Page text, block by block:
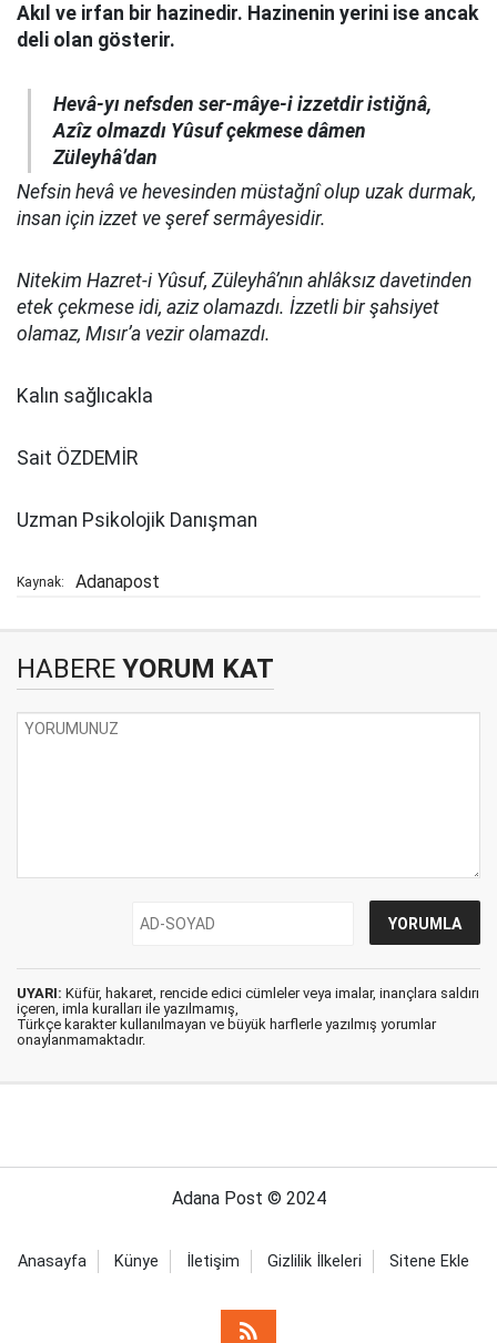
Akıl ve irfan bir hazinedir. Hazinenin yerini ise ancak
deli olan gösterir.
Hevâ-yı nefsden ser-mâye-i izzetdir istiğnâ,
Azîz olmazdı Yûsuf çekmese dâmen
Züleyhâ’dan
Nefsin hevâ ve hevesinden müstağnî olup uzak durmak,
insan için izzet ve şeref sermâyesidir.
Nitekim Hazret-i Yûsuf, Züleyhâ’nın ahlâksız davetinden
etek çekmese idi, aziz olamazdı. İzzetli bir şahsiyet
olamaz, Mısır’a vezir olamazdı.
Kalın sağlıcakla
Sait ÖZDEMİR
Uzman Psikolojik Danışman
Kaynak: Adanapost
HABERE YORUM KAT
UYARI: Küfür, hakaret, rencide edici cümleler veya imalar, inançlara saldırı
içeren, imla kuralları ile yazılmamış,
Türkçe karakter kullanılmayan ve büyük harflerle yazılmış yorumlar
onaylanmamaktadır.
Adana Post © 2024
Anasayfa Künye İletişim Gizlilik İlkeleri Sitene Ekle